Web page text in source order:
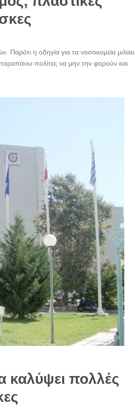
Παρότι η οδηγία για τα νοσοκομεία μιλάει
πολίτες να μην την φορούν και
καλύψει πολλές